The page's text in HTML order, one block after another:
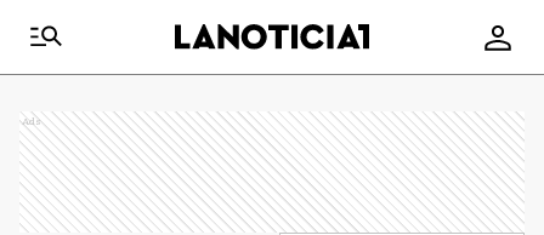
Ads